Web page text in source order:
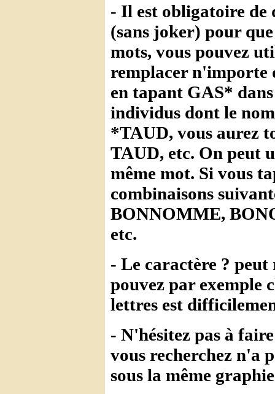
- Il est obligatoire de
(sans joker) pour
mots, vous pouvez
remplacer n'importe
en tapant GAS*
individus dont le
*TAUD, vous aurez
TAUD, etc. On peut
même mot. Si vous
combinaisons
BONNOMME,
etc.
- Le caractère ? peut
pouvez par exemple
lettres est
- N'hésitez pas à
vous recherchez n'a
sous la même